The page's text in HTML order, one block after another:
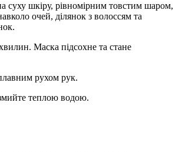
суху шкіру, рівномірним товстим шаром,
очей, ділянок з волоссям та
Маска підсохне та стане
рухом рук.
теплою водою.